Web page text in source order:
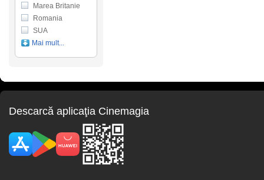
Marea Britanie
Romania
SUA
Mai mult...
Descarcă aplicaţia Cinemagia